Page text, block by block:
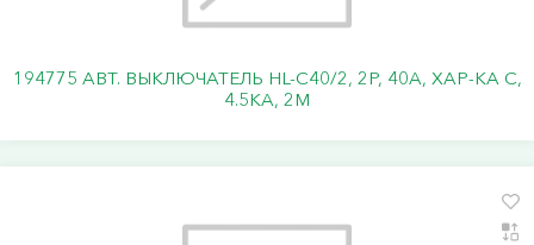
194775 АВТ. ВЫКЛЮЧАТЕЛЬ HL-C40/2, 2P, 40A, ХАР-КА C,
4.5KA, 2M